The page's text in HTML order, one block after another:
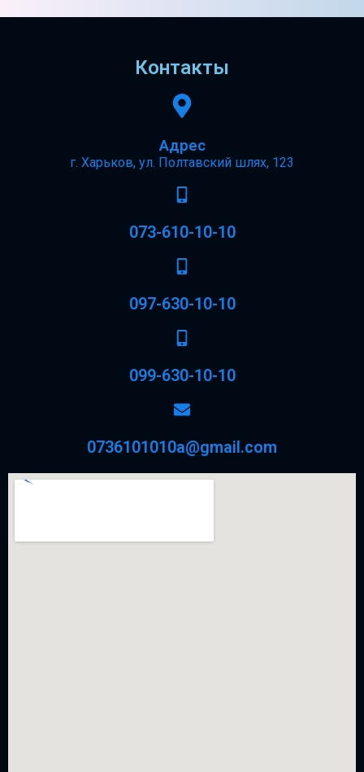
Контакты
Адрес
г. Харьков, ул. Полтавский шлях, 123
073-610-10-10
097-630-10-10
099-630-10-10
0736101010a@gmail.com